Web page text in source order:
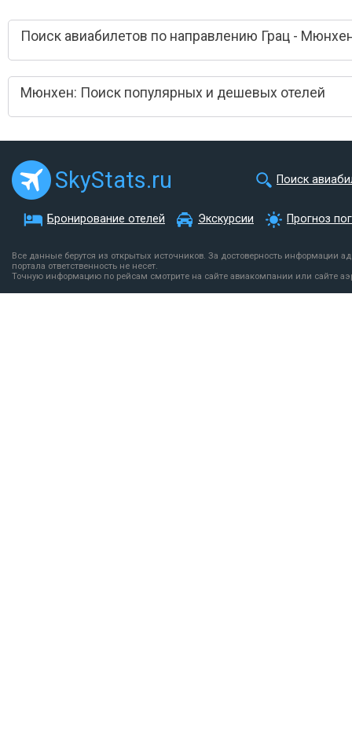
Поиск авиабилетов по направлению Грац -
Мюнхен: Поиск популярных и дешевых отелей
SkyStats.ru Поиск
Бронирование отелей Экскурсии Прогноз
Все данные берутся из открытых источников. За достоверность информации
портала ответственность не несет.
Точную информацию по рейсам смотрите на сайте авиакомпании или сайте